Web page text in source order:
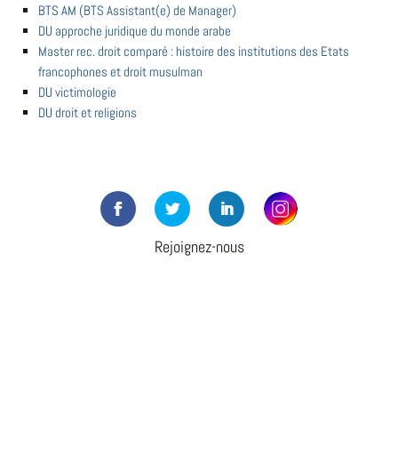
BTS AM (BTS Assistant(e) de Manager)
DU approche juridique du monde arabe
Master rec. droit comparé : histoire des institutions des Etats
francophones et droit musulman
DU victimologie
DU droit et religions
Rejoignez-nous